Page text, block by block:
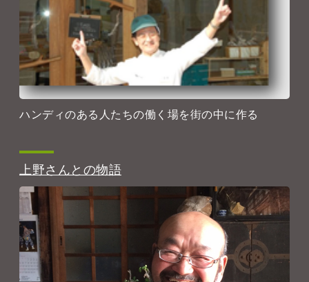
ハンディのある人たちの働く場を街の中に作る
上野さんとの物語